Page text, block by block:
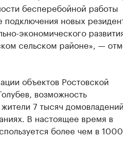
бесперебойной работы
новых
экономического
сельском районе», —
объектов Ростовской
возможность
7 тысяч
В настоящее время в
более чем в 1000